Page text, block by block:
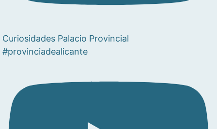
Curiosidades Palacio Provincial
#provinciadealicante